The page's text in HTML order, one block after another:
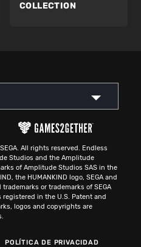
COLLECTION
All rights reserved. Endless
Studios and the Amplitude
of Amplitude Studios SAS in the
the HUMANKIND logo, SEGA and
or trademarks of SEGA
registered in the U.S. Patent and
logos and copyrights are
POLÍTICA DE PRIVACIDAD